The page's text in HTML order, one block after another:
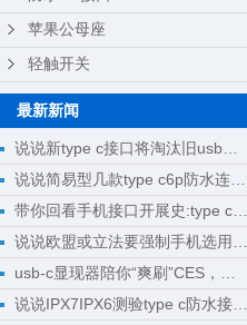
苹果公母座
轻触开关
最新新闻
说说新type c接口将淘汰旧usb接口成为回忆
说说简易型几款type c6p防水连接器母座规格尺寸
带你回看手机接口开展史:type c将完成大一统
说说欧盟或立法要强制手机选用type c接口
usb-c显现器陪你“爽刷”CES，明晰解锁新科技
说说IPX7IPX6测验type c防水接口测验计划